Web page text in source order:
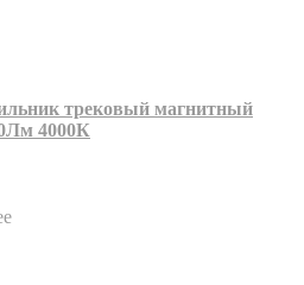
трековый магнитный
4000К